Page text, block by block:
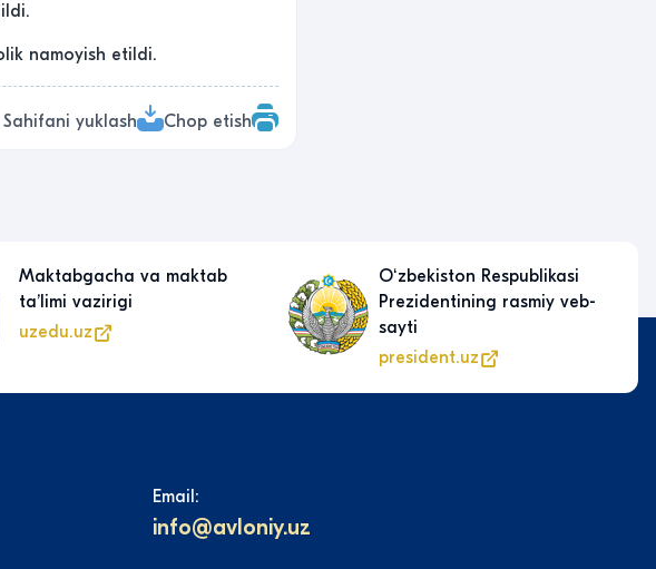
namoyish etildi.
Sahifani yuklash Chop etish
Maktabgacha va maktab
taʼlimi vazirigi
uzedu.uz
Oʻzbekiston Respublikasi
Prezidentining rasmiy veb-
sayti
president.uz
Email:
info@avloniy.uz